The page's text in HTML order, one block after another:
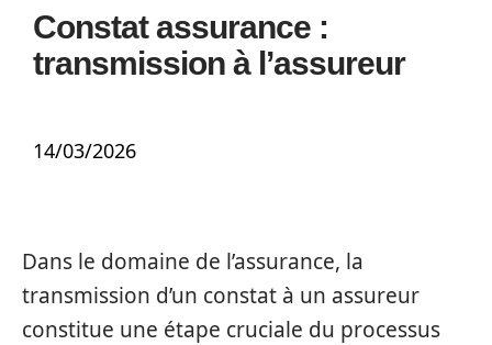
Constat assurance :
transmission à l’assureur
14/03/2026
Dans le domaine de l’assurance, la
transmission d’un constat à un assureur
constitue une étape cruciale du processus